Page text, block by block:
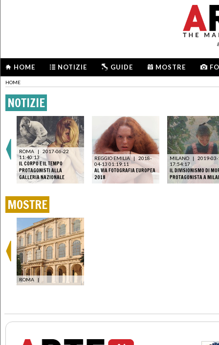
HOME NOTIZIE GUIDE MOSTRE
HOME
NOTIZIE
ROMA |
2017-06-22
11:40:13
IL CORPO E IL TEMPO
PROTAGONISTI ALLA
GALLERIA NAZIONALE
REGGIO EMILIA |
2018-
04-13 01:19:11
AL VIA FOTOGRAFIA EUROPEA
2018
MILANO |
2019-03-
17:54:17
IL DIVISIONISMO DI
PROTAGONISTA A
MOSTRE
ROMA |